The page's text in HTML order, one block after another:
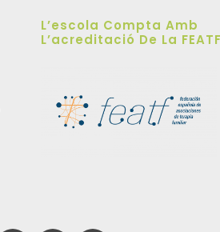
L’escola Compta Amb
L’acreditació De La